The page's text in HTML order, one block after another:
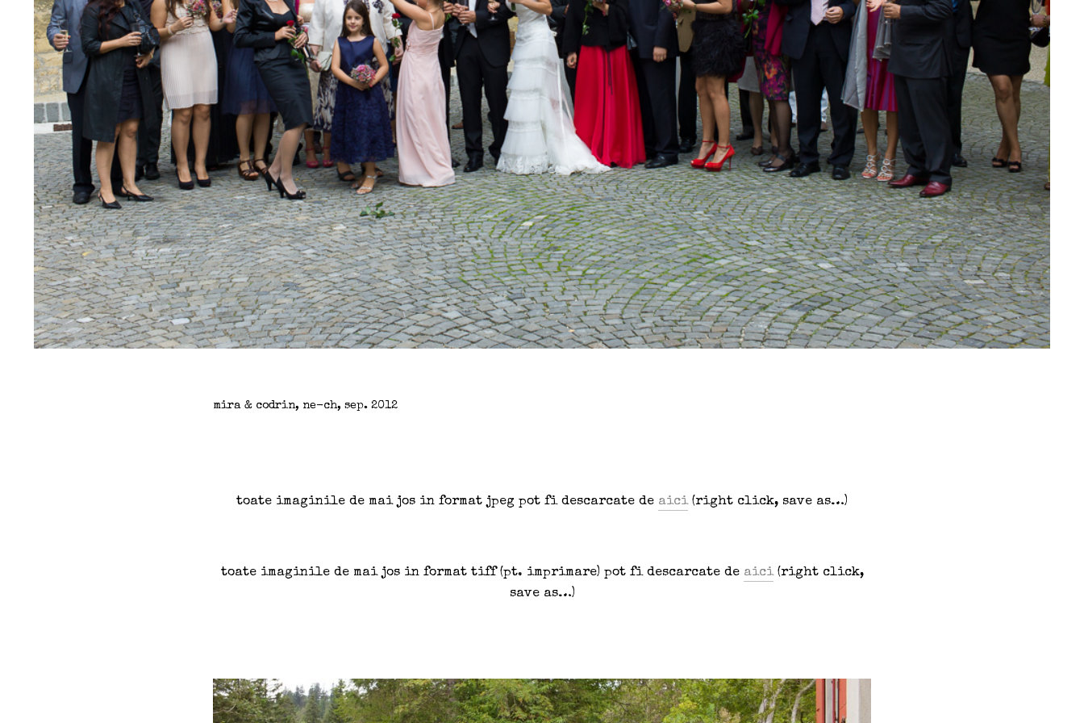
mira & codrin, ne-ch, sep. 2012
toate imaginile de mai jos in format jpeg pot fi descarcate de aici(right click, save as…)
toate imaginile de mai jos in format tiff (pt. imprimare) pot fi descarcate de aici(right click,
save as…)